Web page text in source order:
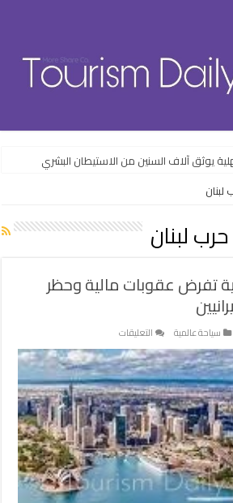
يوثق آلاف السنين من الاستيطان البشري
حرب لبنان
تفرض عقوبات مالية وحظر
سياحة عالمية التعليقات
الحكومة
الاسترالية
تفرض
عقوبات
مالية
وحظر
سفر
ضد
خمسة
إيرانيين